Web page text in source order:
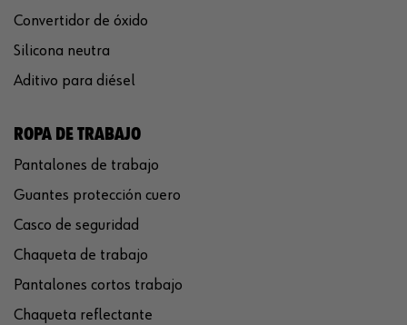
Convertidor de óxido
Silicona neutra
Aditivo para diésel
ROPA DE TRABAJO
Pantalones de trabajo
Guantes protección cuero
Casco de seguridad
Chaqueta de trabajo
Pantalones cortos trabajo
Chaqueta reflectante